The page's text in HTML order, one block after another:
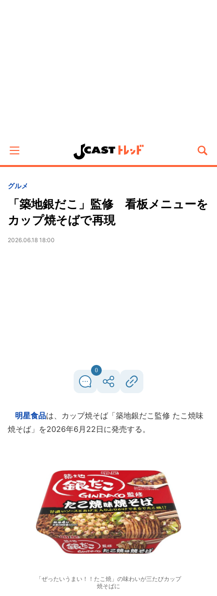
グルメ
「築地銀だこ」監修 看板メニューを
カップ焼そばで再現
2026.06.18 18:00
0
明星食品は、カップ焼そば「築地銀だこ監修 たこ焼味
焼そば」を2026年6月22日に発売する。
「ぜったいうまい！！たこ焼」の味わいが三たびカップ
焼そばに